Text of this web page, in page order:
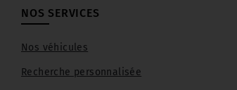
NOS SERVICES
Nos véhicules
Recherche personnalisée